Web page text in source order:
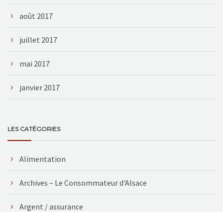
août 2017
juillet 2017
mai 2017
janvier 2017
LES CATÉGORIES
Alimentation
Archives – Le Consommateur d'Alsace
Argent / assurance